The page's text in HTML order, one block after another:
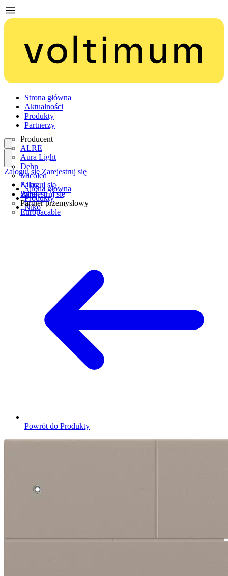
Strona główna
Aktualności
Produkty
Partnerzy
Producent
ALRE
Aura Light
Dehn
Micoled
Niko
Wiha
Partner przemysłowy
Europacable
Zaloguj się
Zarejestruj się
Zaloguj się Zarejestruj się
Strona główna
Produkty
Niko
Powrót do Produkty